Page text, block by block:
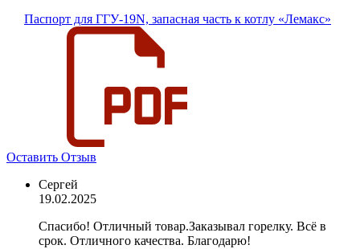
Паспорт для ГГУ-19N, запасная часть к котлу «Лемакс»
Оставить Отзыв
Сергей
19.02.2025
Спасибо! Отличный товар.Заказывал горелку. Всё в
срок. Отличного качества. Благодарю!